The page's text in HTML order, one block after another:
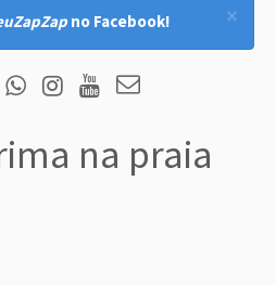
×
no Facebook!
na praia